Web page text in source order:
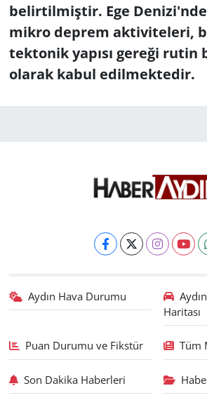
belirtilmiştir. Ege
mikro deprem aktiviteleri,
tektonik yapısı gereği
olarak kabul edilmektedir.
Aydın Hava Durumu
Haritası
Puan Durumu ve Fikstür Tüm
Son Dakika Haberleri